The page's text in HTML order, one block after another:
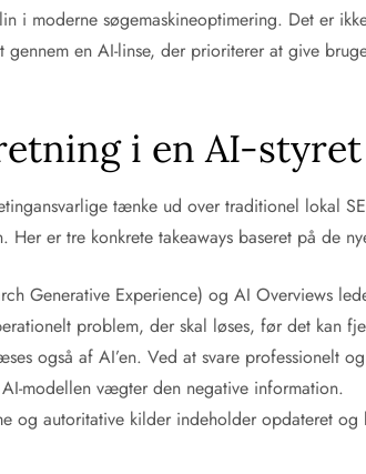
i moderne søgemaskineoptimering. Det er
en AI-linse, der prioriterer at give
i en AI-
tænke ud over traditionel lokal
er tre konkrete takeaways baseret på de
Generative Experience) og AI Overviews
problem, der skal løses, før det kan
også af AI’en. Ved at svare professionelt
modellen vægter den negative information.
og autoritative kilder indeholder opdateret